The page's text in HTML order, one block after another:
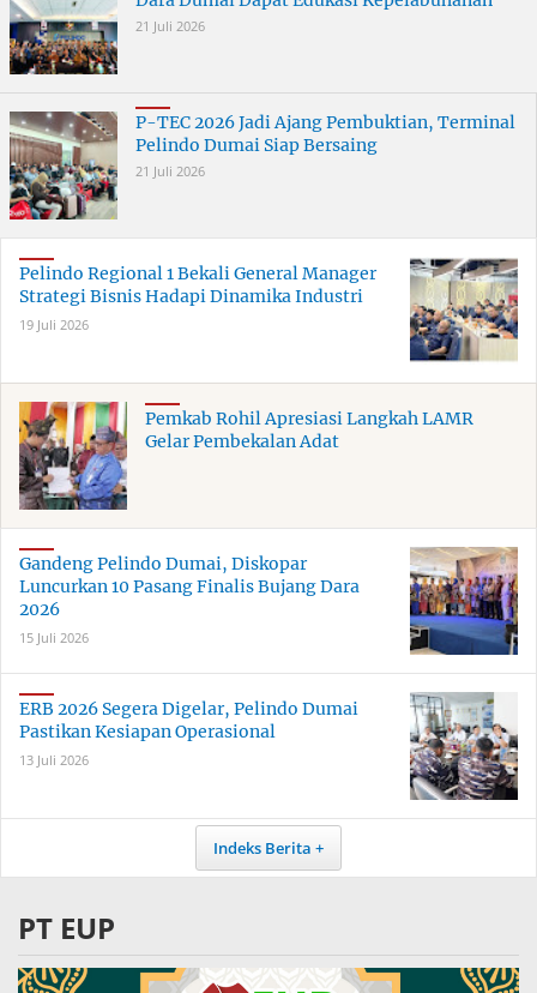
21 Juli 2026
P-TEC 2026 Jadi Ajang Pembuktian, Terminal
Pelindo Dumai Siap Bersaing
21 Juli 2026
Pelindo Regional 1 Bekali General Manager
Strategi Bisnis Hadapi Dinamika Industri
19 Juli 2026
Pemkab Rohil Apresiasi Langkah LAMR
Gelar Pembekalan Adat
Gandeng Pelindo Dumai, Diskopar
Luncurkan 10 Pasang Finalis Bujang Dara
2026
15 Juli 2026
ERB 2026 Segera Digelar, Pelindo Dumai
Pastikan Kesiapan Operasional
13 Juli 2026
Indeks Berita
PT EUP